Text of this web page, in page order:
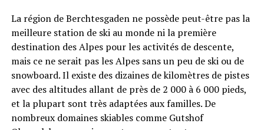
La région de Berchtesgaden ne possède peut-être pas la
meilleure station de ski au monde ni la première
destination des Alpes pour les activités de descente,
mais ce ne serait pas les Alpes sans un peu de ski ou de
snowboard. Il existe des dizaines de kilomètres de pistes
avec des altitudes allant de près de 2 000 à 6 000 pieds,
et la plupart sont très adaptées aux familles. De
nombreux domaines skiables comme Gutshof